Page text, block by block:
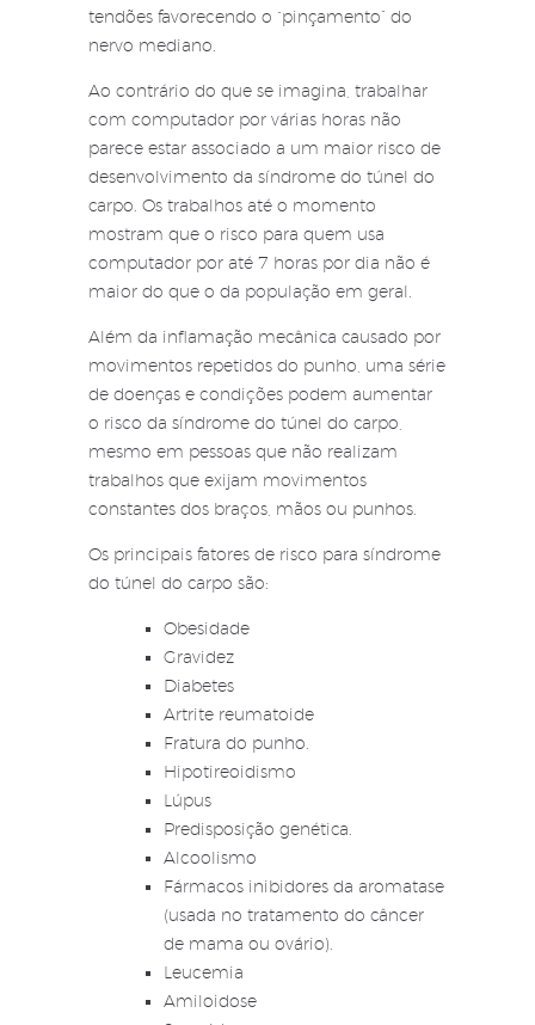
tendões favorecendo o “pinçamento” do
nervo mediano.
Ao contrário do que se imagina, trabalhar
com computador por várias horas não
parece estar associado a um maior risco de
desenvolvimento da síndrome do túnel do
carpo. Os trabalhos até o momento
mostram que o risco para quem usa
computador por até 7 horas por dia não é
maior do que o da população em geral.
Além da inflamação mecânica causado por
movimentos repetidos do punho, uma série
de doenças e condições podem aumentar
o risco da síndrome do túnel do carpo,
mesmo em pessoas que não realizam
trabalhos que exijam movimentos
constantes dos braços, mãos ou punhos.
Os principais fatores de risco para síndrome
do túnel do carpo são:
Obesidade
Gravidez
Diabetes
Artrite reumatoide
Fratura do punho.
Hipotireoidismo
Lúpus
Predisposição genética.
Alcoolismo
Fármacos inibidores da aromatase
(usada no tratamento do câncer
de mama ou ovário).
Leucemia
Amiloidose